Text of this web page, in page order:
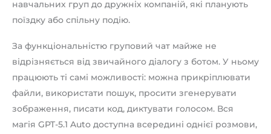
навчальних груп до дружніх компаній, які планують
поїздку або спільну подію.
За функціональністю груповий чат майже не
відрізняється від звичайного діалогу з ботом. У ньому
працюють ті самі можливості: можна прикріплювати
файли, використати пошук, просити згенерувати
зображення, писати код, диктувати голосом. Вся
магія GPT-5.1 Auto доступна всередині однієї розмови,